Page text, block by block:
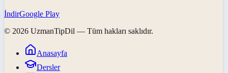
İndirGoogle Play
© 2026 UzmanTipDil — Tüm hakları saklıdır.
Anasayfa
Dersler